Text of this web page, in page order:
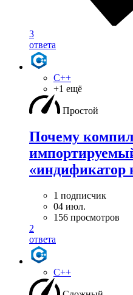
3
ответа
C++
+1 ещё
Простой
Почему
«индификатор
1 подписчик
04 июл.
156 просмотров
2
ответа
C++